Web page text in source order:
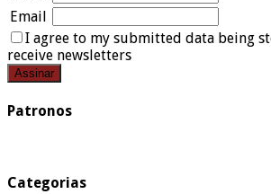
Email
I agree to my submitted data being
receive newsletters
Patronos
Categorias